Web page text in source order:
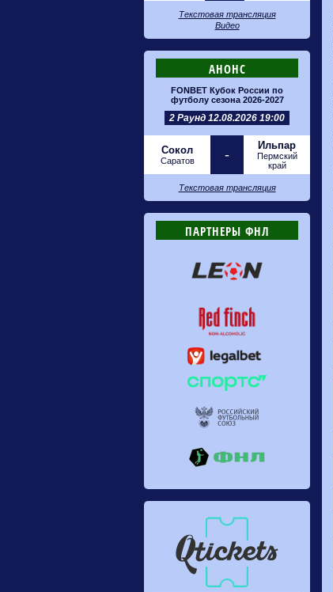
Текстовая трансляция
Видео
АНОНС
FONBET Кубок России по
футболу сезона 2026-2027
2 Раунд 12.08.2026 19:00
Сокол
Саратов -
Ильпар
Пермский
край
Текстовая трансляция
ПАРТНЕРЫ ФНЛ